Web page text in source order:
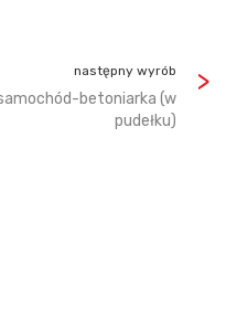
następny wyrób
betoniarka (w
pudełku)